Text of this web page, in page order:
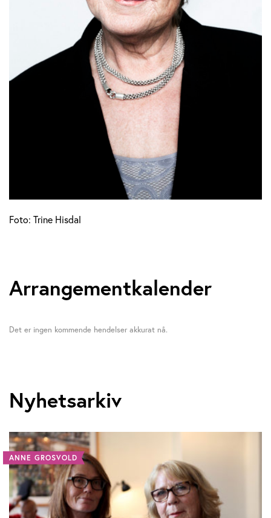
Foto: Trine Hisdal
Arrangementkalender
Det er ingen kommende hendelser akkurat nå.
Nyhetsarkiv
ANNE GROSVOLD